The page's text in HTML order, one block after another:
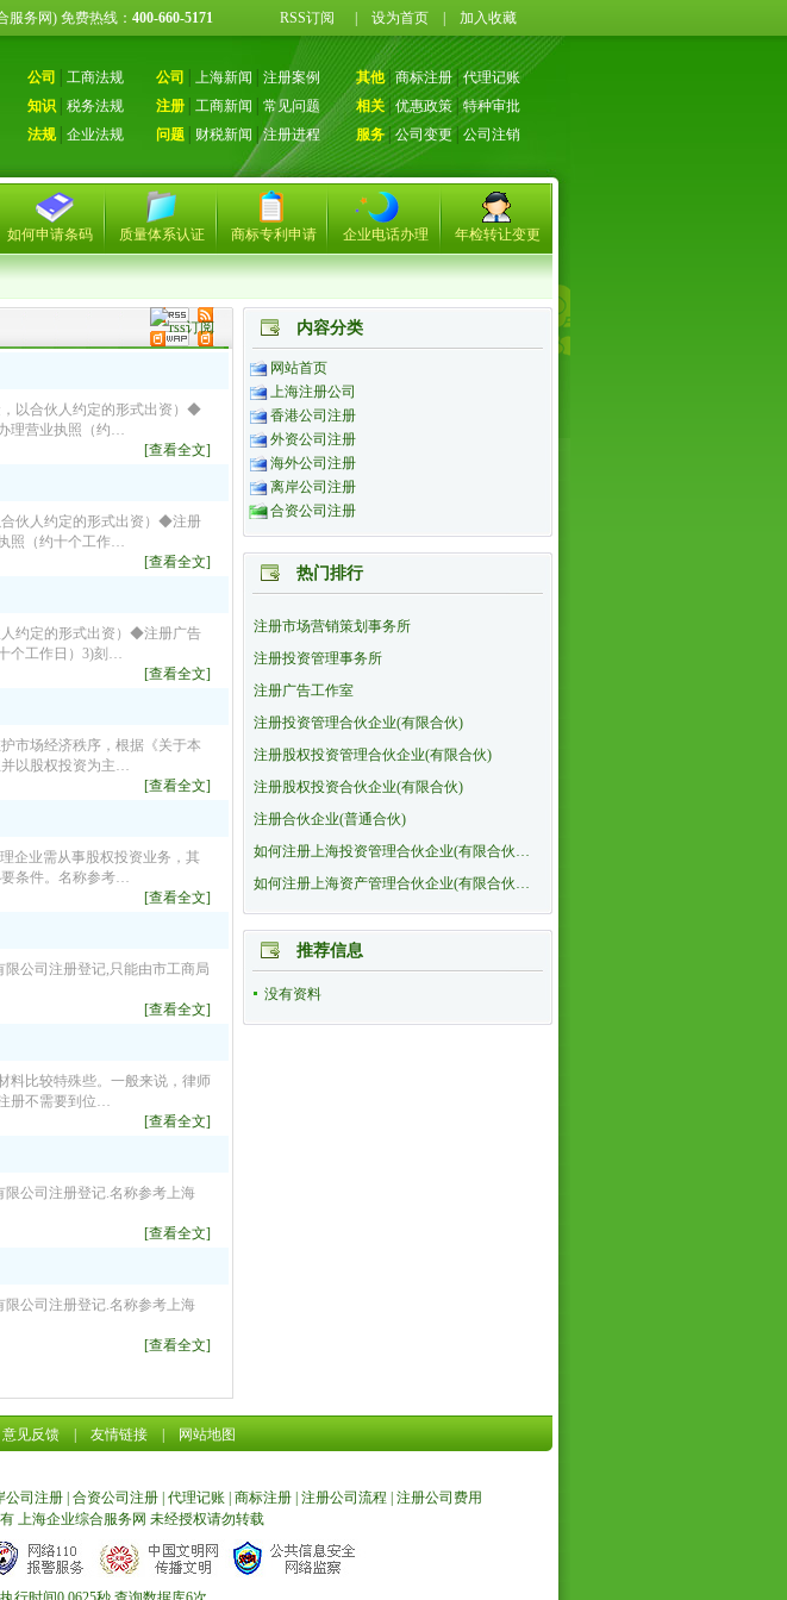
务网) 免费热线： 400-660-5171 RSS订阅 设为首页 加入收藏
公司
工商法规
知识
税务法规
法规│ 企业法规
公司 上海新闻
注册案例
注册
工商新闻
常见问题
问题
财税新闻 │注册进程
其他│商标注册│代理记账
相关│优惠政策│特种审批
服务│公司变更│ 公司注销
如何申请条码 质量体系认证 商标专利申请 企业电话办理 年检转让变更
以合伙人约定的形式出资）◆
理营业执照（约…
[查看全文]
伙人约定的形式出资）◆注册
照（约十个工作…
[查看全文]
约定的形式出资）◆注册广告
个工作日）3)刻…
[查看全文]
市场经济秩序，根据《关于本
并以股权投资为主…
[查看全文]
企业需从事股权投资业务，其
要条件。名称参考…
[查看全文]
公司注册登记,只能由市工商局
[查看全文]
料比较特殊些。一般来说，律师
册不需要到位…
[查看全文]
公司注册登记.名称参考上海
[查看全文]
公司注册登记.名称参考上海
[查看全文]
内容分类
网站首页
上海注册公司
香港公司注册
外资公司注册
海外公司注册
离岸公司注册
合资公司注册
热门排行
注册市场营销策划事务所
注册投资管理事务所
注册广告工作室
注册投资管理合伙企业(有限合伙)
注册股权投资管理合伙企业(有限合伙)
注册股权投资合伙企业(有限合伙)
注册合伙企业(普通合伙)
如何注册上海投资管理合伙企业(有限合伙…
如何注册上海资产管理合伙企业(有限合伙…
推荐信息
没有资料
意见反馈 友情链接 网站地图
公司注册 合资公司注册 代理记账 商标注册 注册公司流程
注册公司费用
上海企业综合服务网 未经授权请勿转载